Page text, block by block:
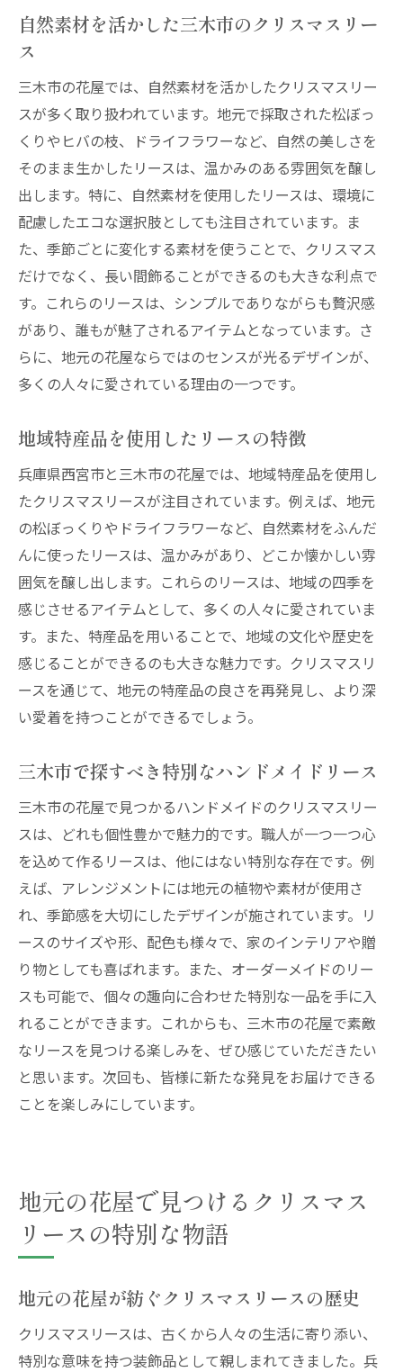
自然素材を活かした三木市のクリスマスリー
ス
三木市の花屋では、自然素材を活かしたクリスマスリー
スが多く取り扱われています。地元で採取された松ぼっ
くりやヒバの枝、ドライフラワーなど、自然の美しさを
そのまま生かしたリースは、温かみのある雰囲気を醸し
出します。特に、自然素材を使用したリースは、環境に
配慮したエコな選択肢としても注目されています。ま
た、季節ごとに変化する素材を使うことで、クリスマス
だけでなく、長い間飾ることができるのも大きな利点で
す。これらのリースは、シンプルでありながらも贅沢感
があり、誰もが魅了されるアイテムとなっています。さ
らに、地元の花屋ならではのセンスが光るデザインが、
多くの人々に愛されている理由の一つです。
地域特産品を使用したリースの特徴
兵庫県西宮市と三木市の花屋では、地域特産品を使用し
たクリスマスリースが注目されています。例えば、地元
の松ぼっくりやドライフラワーなど、自然素材をふんだ
んに使ったリースは、温かみがあり、どこか懐かしい雰
囲気を醸し出します。これらのリースは、地域の四季を
感じさせるアイテムとして、多くの人々に愛されていま
す。また、特産品を用いることで、地域の文化や歴史を
感じることができるのも大きな魅力です。クリスマスリ
ースを通じて、地元の特産品の良さを再発見し、より深
い愛着を持つことができるでしょう。
三木市で探すべき特別なハンドメイドリース
三木市の花屋で見つかるハンドメイドのクリスマスリー
スは、どれも個性豊かで魅力的です。職人が一つ一つ心
を込めて作るリースは、他にはない特別な存在です。例
えば、アレンジメントには地元の植物や素材が使用さ
れ、季節感を大切にしたデザインが施されています。リ
ースのサイズや形、配色も様々で、家のインテリアや贈
り物としても喜ばれます。また、オーダーメイドのリー
スも可能で、個々の趣向に合わせた特別な一品を手に入
れることができます。これからも、三木市の花屋で素敵
なリースを見つける楽しみを、ぜひ感じていただきたい
と思います。次回も、皆様に新たな発見をお届けできる
ことを楽しみにしています。
地元の花屋で見つけるクリスマス
リースの特別な物語
地元の花屋が紡ぐクリスマスリースの歴史
クリスマスリースは、古くから人々の生活に寄り添い、
特別な意味を持つ装飾品として親しまれてきました。兵